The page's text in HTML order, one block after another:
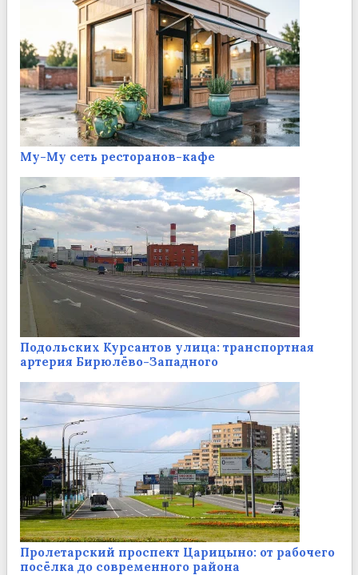
Му-Му сеть ресторанов-кафе
Подольских Курсантов улица: транспортная
артерия Бирюлёво-Западного
Пролетарский проспект Царицыно: от рабочего
посёлка до современного района